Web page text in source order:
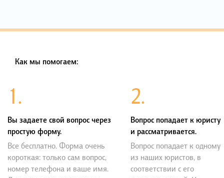
Как мы помогаем:
1.
Вы задаете свой вопрос через
простую форму.
Все бесплатно. Форма очень
короткая: только сам вопрос,
номер телефона и ваше имя.
2.
Вопрос попадает к юристу
и рассматривается.
Вопрос попадает к одному
из наших юристов, в
соответствии с его